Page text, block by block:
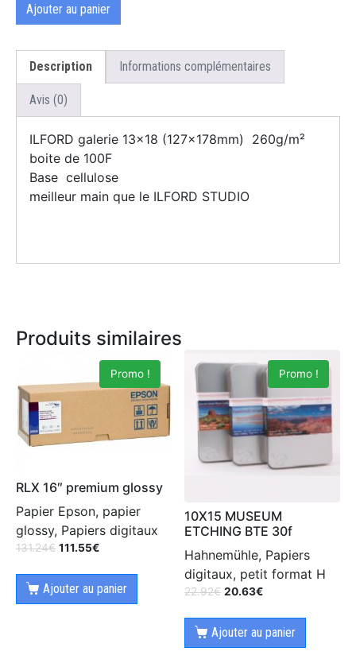
Ajouter au panier
Description Informations complémentaires
Avis (0)
ILFORD galerie 13×18 (127x178mm) 260g/m²
boite de 100F
Base cellulose
meilleur main que le ILFORD STUDIO
Produits similaires
Promo !
RLX 16″ premium glossy
Papier Epson, papier
glossy, Papiers digitaux
131.24€ 111.55€
Ajouter au panier
Promo !
10X15 MUSEUM
ETCHING BTE 30f
Hahnemühle, Papiers
digitaux, petit format H
22.92€ 20.63€
Ajouter au panier